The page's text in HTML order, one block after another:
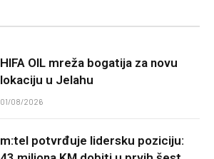
HIFA OIL mreža bogatija za novu
lokaciju u Jelahu
01/08/2026
m:tel potvrđuje lidersku poziciju: